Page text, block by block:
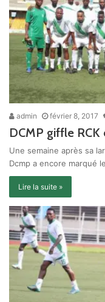
admin février 8, 2017
DCMP giffle RCK
Une semaine après sa
Dcmp a encore marqué
Lire la suite »